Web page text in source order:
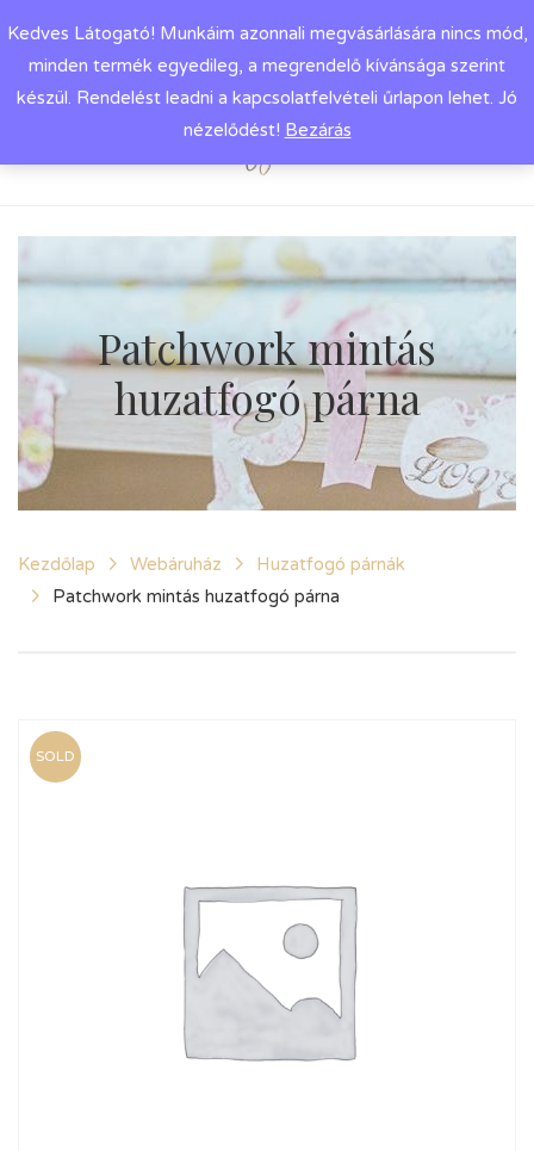
Kedves Látogató! Munkáim azonnali megvásárlására nincs mód,
minden termék egyedileg, a megrendelő kívánsága szerint
készül. Rendelést leadni a kapcsolatfelvételi űrlapon lehet. Jó
nézelődést! Bezárás
Patchwork mintás
huzatfogó párna
Kezdőlap Webáruház
Huzatfogó párnák
Patchwork mintás huzatfogó párna
SOLD